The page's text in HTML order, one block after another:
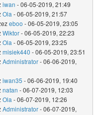
iwan - 06-05-2019, 21:49
Ola - 06-05-2019, 21:57
eboo - 06-05-2019, 23:05
Wiktor- 06-05-2019, 22:23
Ola - 06-05-2019, 23:25
misiek440 - 06-05-2019, 23:51
Administrator- 06-06-2019,
iwan35 - 06-06-2019, 19:40
natan - 06-07-2019, 12:03
Ola - 06-07-2019, 12:26
Administrator- 06-07-2019,